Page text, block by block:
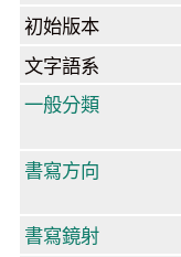
初始版本
文字語系
一般分類
書寫方向
書寫鏡射